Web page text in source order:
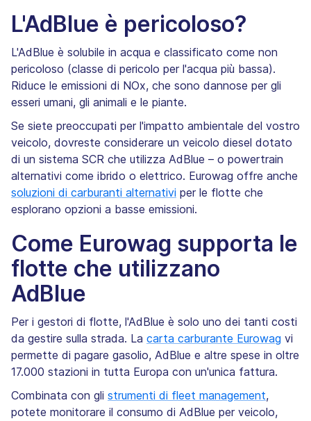
L'AdBlue è pericoloso?
L'AdBlue è solubile in acqua e classificato come non
pericoloso (classe di pericolo per l'acqua più bassa).
Riduce le emissioni di NOx, che sono dannose per gli
esseri umani, gli animali e le piante.
Se siete preoccupati per l'impatto ambientale del vostro
veicolo, dovreste considerare un veicolo diesel dotato
di un sistema SCR che utilizza AdBlue – o powertrain
alternativi come ibrido o elettrico. Eurowag offre anche
soluzioni di carburanti alternativi per le flotte che
esplorano opzioni a basse emissioni.
Come Eurowag supporta le
flotte che utilizzano
AdBlue
Per i gestori di flotte, l'AdBlue è solo uno dei tanti costi
da gestire sulla strada. La carta carburante Eurowag vi
permette di pagare gasolio, AdBlue e altre spese in oltre
17.000 stazioni in tutta Europa con un'unica fattura.
Combinata con gli strumenti di fleet management,
potete monitorare il consumo di AdBlue per veicolo,